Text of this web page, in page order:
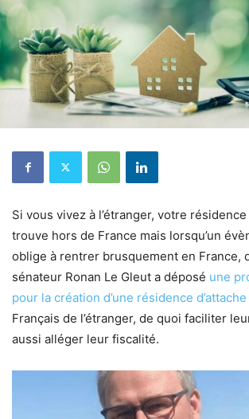
Si vous vivez à l’étranger, votre
trouve hors de France mais lorsqu’un
oblige à rentrer brusquement en France,
sénateur Ronan Le Gleut a déposé une
pour la création d’une résidence d’attache
Français de l’étranger, de quoi faciliter
aussi alléger leur fiscalité.